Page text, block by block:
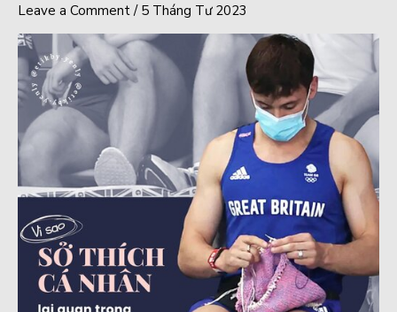
Leave a Comment / 5 Tháng Tư 2023